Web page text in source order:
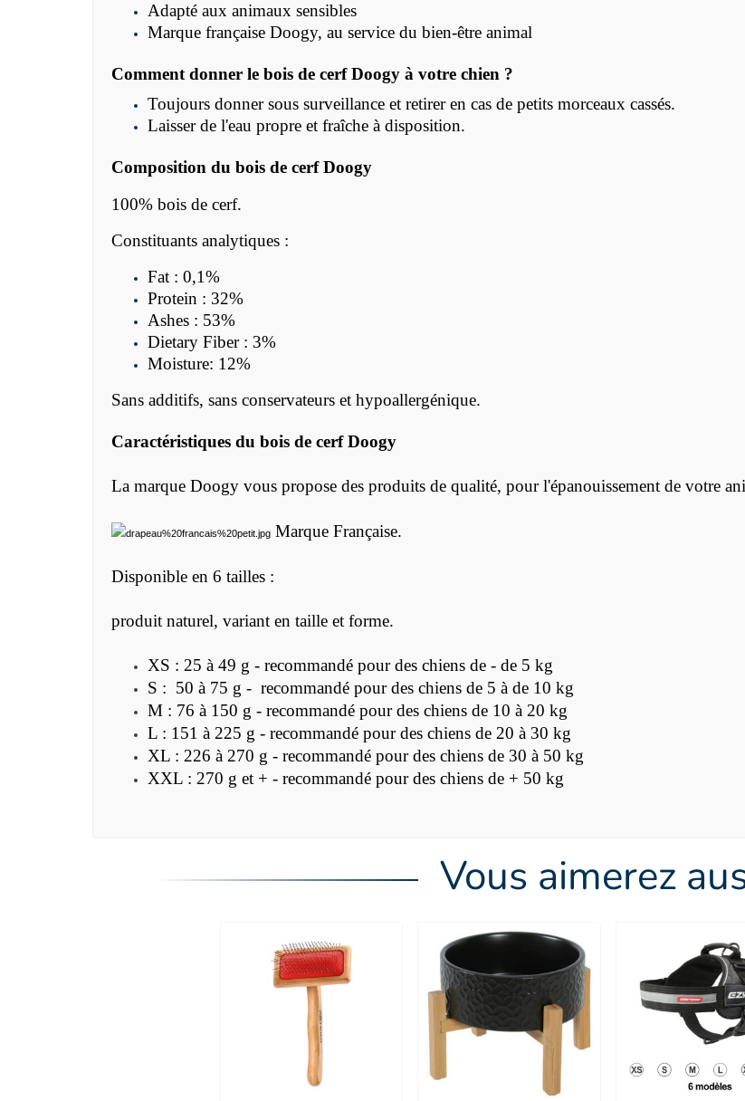
Adapté aux animaux sensibles
Marque française Doogy, au service du bien-être animal
Comment donner le bois de cerf Doogy à votre chien ?
Toujours donner sous surveillance et retirer en cas de petits morceaux cassés.
Laisser de l'eau propre et fraîche à disposition.
Composition du bois de cerf Doogy
100% bois de cerf.
Constituants analytiques :
Fat : 0,1%
Protein : 32%
Ashes : 53%
Dietary Fiber : 3%
Moisture: 12%
Sans additifs, sans conservateurs et hypoallergénique.
Caractéristiques du bois de cerf Doogy
La marque Doogy vous propose des produits de qualité, pour l'épanouissement de votre
Marque Française.
Disponible en 6 tailles :
produit naturel, variant en taille et forme.
XS : 25 à 49 g - recommandé pour des chiens de - de 5 kg
S : 50 à 75 g - recommandé pour des chiens de 5 à de 10 kg
M : 76 à 150 g - recommandé pour des chiens de 10 à 20 kg
L : 151 à 225 g - recommandé pour des chiens de 20 à 30 kg
XL : 226 à 270 g - recommandé pour des chiens de 30 à 50 kg
XXL : 270 g et + - recommandé pour des chiens de + 50 kg
Vous aimerez